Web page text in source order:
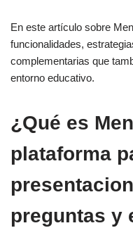
En este artículo sobre
funcionalidades,
complementarias que
entorno educativo.
¿Qué es
plataforma
preguntas y